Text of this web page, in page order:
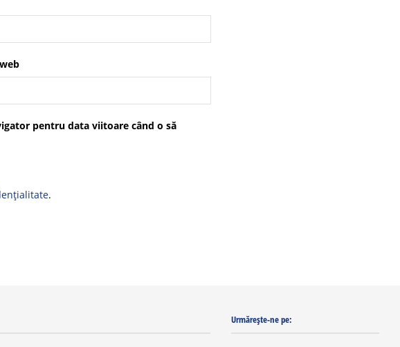
pentru data viitoare când o să
.
Urmărește-ne pe: